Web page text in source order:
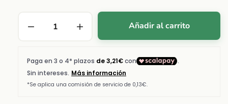
Añadir al carrito